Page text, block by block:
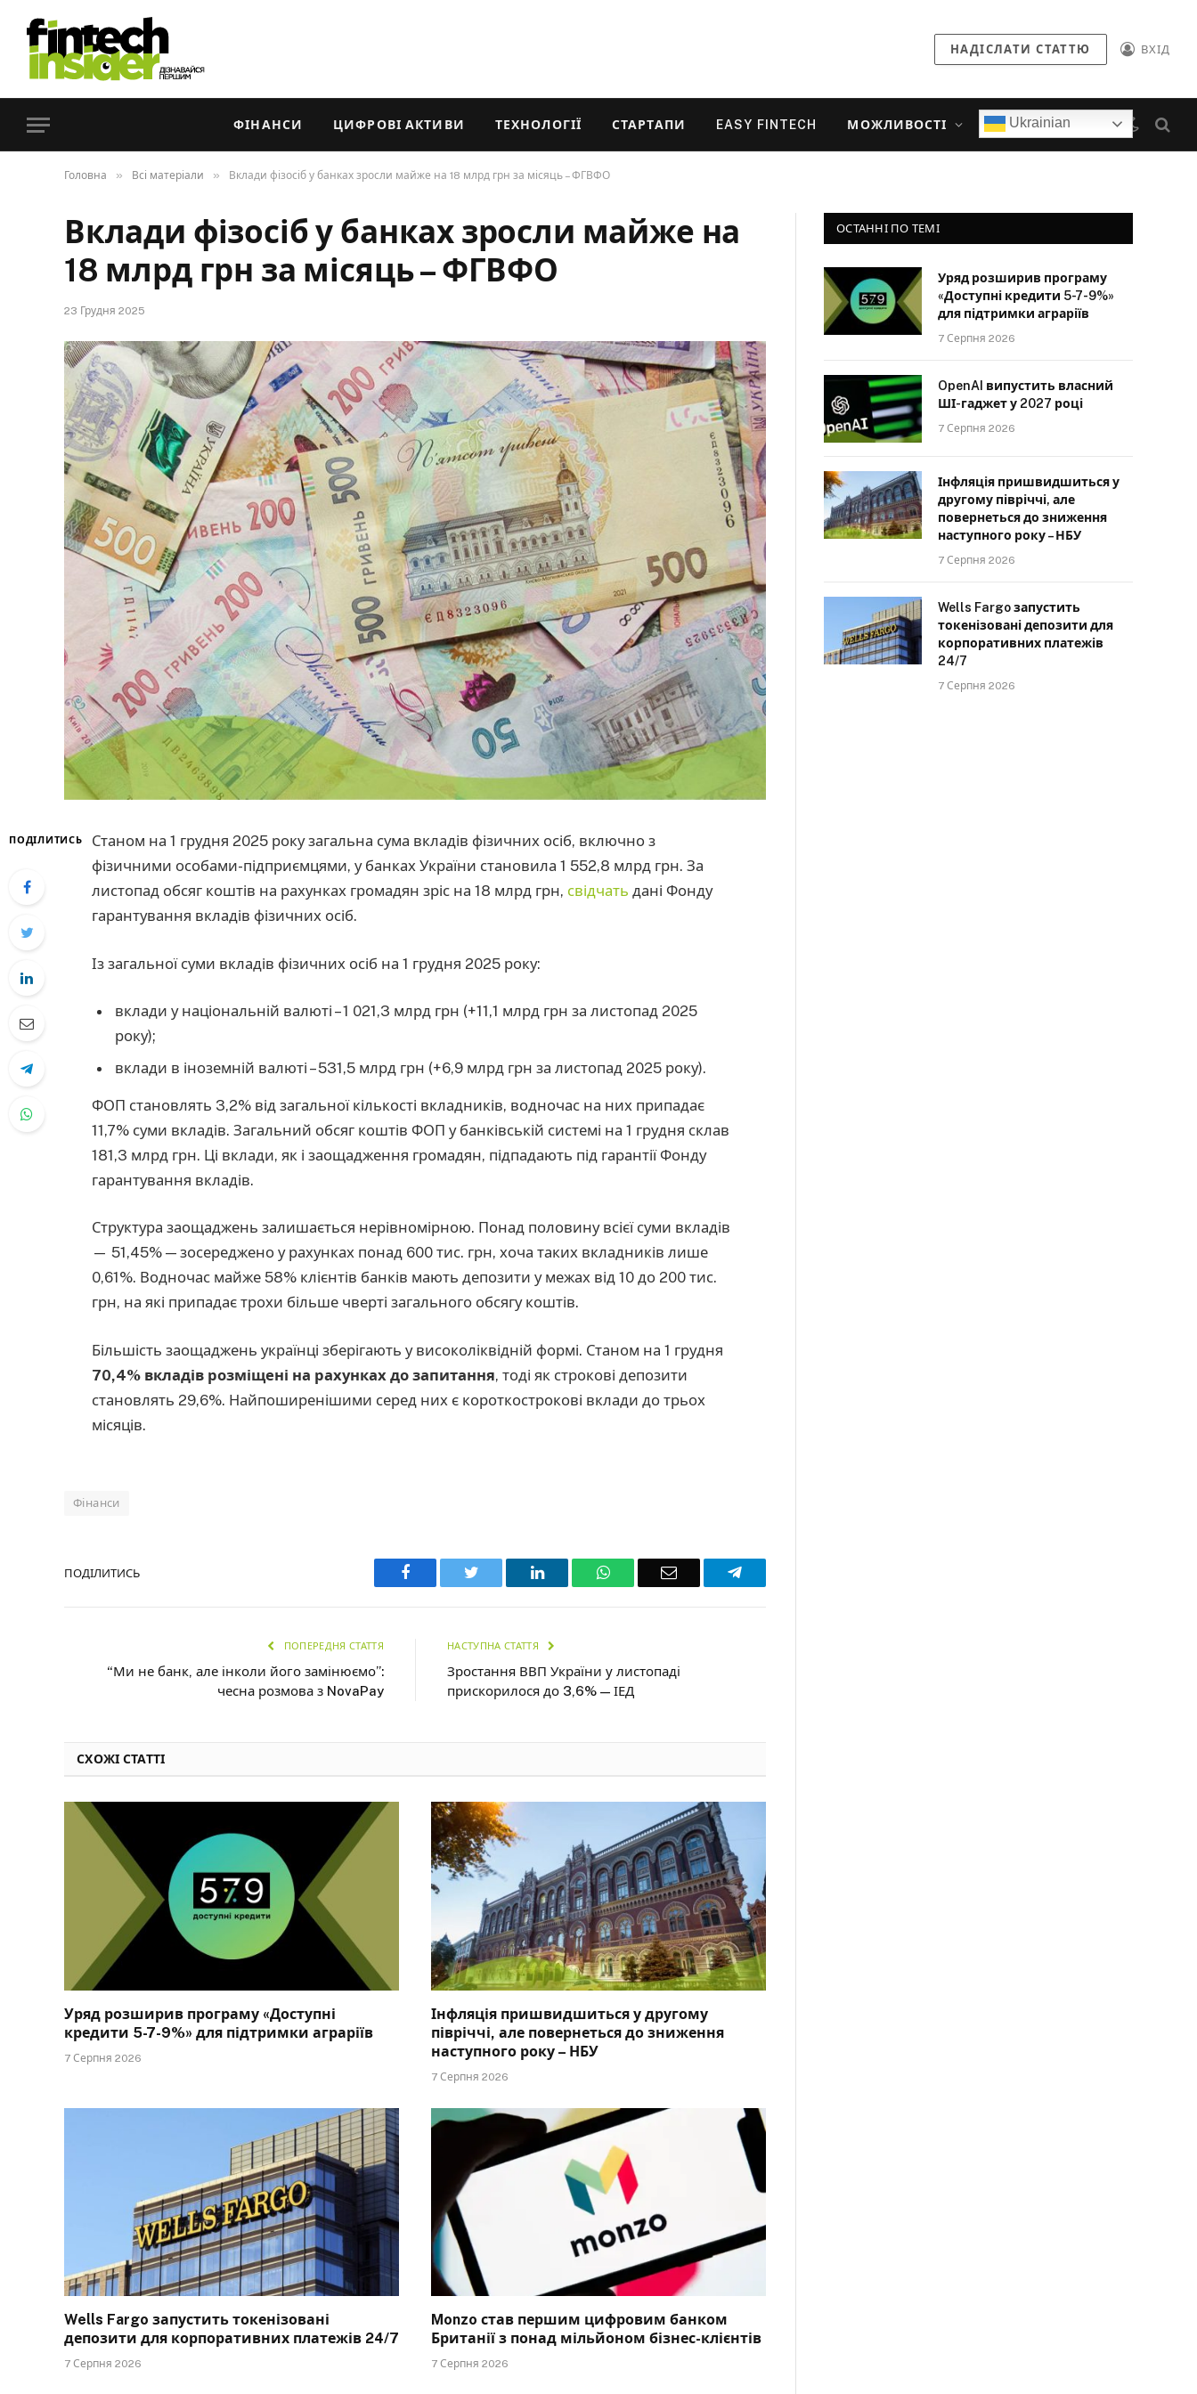
НАДІСЛАТИ СТАТТЮ ВХІД
ФІНАНСИ ЦИФРОВІ АКТИВИ ТЕХНОЛОГІЇ СТАРТАПИ EASY FINTECH МОЖЛИВОСТІ Ukrainian
Головна » Всі матеріали » Вклади фізосіб у банках зросли майже на 18 млрд грн за місяць – ФГВФО
Вклади фізосіб у банках зросли майже на
18 млрд грн за місяць – ФГВФО
23 Грудня 2025
ПОДІЛИТИСЬ
Станом на 1 грудня 2025 року загальна сума вкладів фізичних осіб, включно з
фізичними особами-підприємцями, у банках України становила 1 552,8 млрд грн. За
листопад обсяг коштів на рахунках громадян зріс на 18 млрд грн, свідчать дані Фонду
гарантування вкладів фізичних осіб.
Із загальної суми вкладів фізичних осіб на 1 грудня 2025 року:
вклади у національній валюті – 1 021,3 млрд грн (+11,1 млрд грн за листопад 2025
року);
вклади в іноземній валюті – 531,5 млрд грн (+6,9 млрд грн за листопад 2025 року).
ФОП становлять 3,2% від загальної кількості вкладників, водночас на них припадає
11,7% суми вкладів. Загальний обсяг коштів ФОП у банківській системі на 1 грудня склав
181,3 млрд грн. Ці вклади, як і заощадження громадян, підпадають під гарантії Фонду
гарантування вкладів.
Структура заощаджень залишається нерівномірною. Понад половину всієї суми вкладів
— 51,45% — зосереджено у рахунках понад 600 тис. грн, хоча таких вкладників лише
0,61%. Водночас майже 58% клієнтів банків мають депозити у межах від 10 до 200 тис.
грн, на які припадає трохи більше чверті загального обсягу коштів.
Більшість заощаджень українці зберігають у високоліквідній формі. Станом на 1 грудня
70,4% вкладів розміщені на рахунках до запитання, тоді як строкові депозити
становлять 29,6%. Найпоширенішими серед них є короткострокові вклади до трьох
місяців.
Фінанси
ПОДІЛИТИСЬ Facebook Twitter LinkedIn WhatsAppEmail Telegram
ПОПЕРЕДНЯ СТАТТЯ
“Ми не банк, але інколи його замінюємо”:
чесна розмова з NovaPay
НАСТУПНА СТАТТЯ
Зростання ВВП України у листопаді
прискорилося до 3,6% — ІЕД
СХОЖІ СТАТТІ
Уряд розширив програму «Доступні
кредити 5-7-9%» для підтримки аграріїв
7 Серпня 2026
Інфляція пришвидшиться у другому
півріччі, але повернеться до зниження
наступного року – НБУ
7 Серпня 2026
Wells Fargo запустить токенізовані
депозити для корпоративних платежів 24/7
7 Серпня 2026
Monzo став першим цифровим банком
Британії з понад мільйоном бізнес-клієнтів
7 Серпня 2026
ОСТАННІ ПО ТЕМІ
Уряд розширив програму
«Доступні кредити 5-7-9%»
для підтримки аграріїв
7 Серпня 2026
OpenAI випустить власний
ШІ-гаджет у 2027 році
7 Серпня 2026
Інфляція пришвидшиться у
другому півріччі, але
повернеться до зниження
наступного року – НБУ
7 Серпня 2026
Wells Fargo запустить
токенізовані депозити для
корпоративних платежів
24/7
7 Серпня 2026